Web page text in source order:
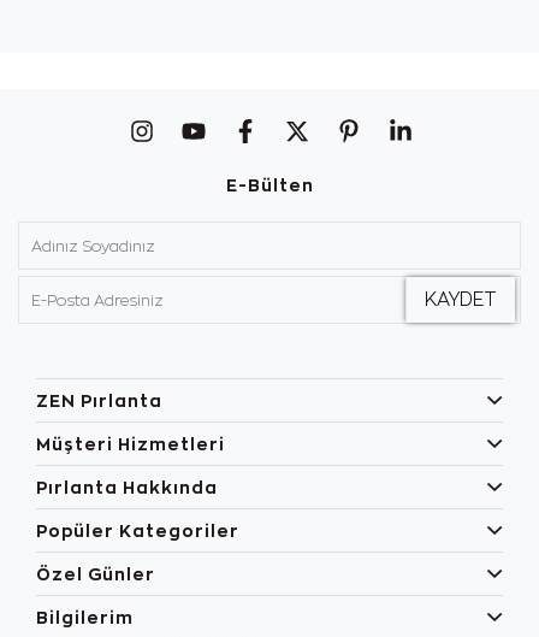
E-Bülten
ZEN Pırlanta
Müşteri Hizmetleri
Pırlanta Hakkında
Popüler Kategoriler
Özel Günler
Bilgilerim